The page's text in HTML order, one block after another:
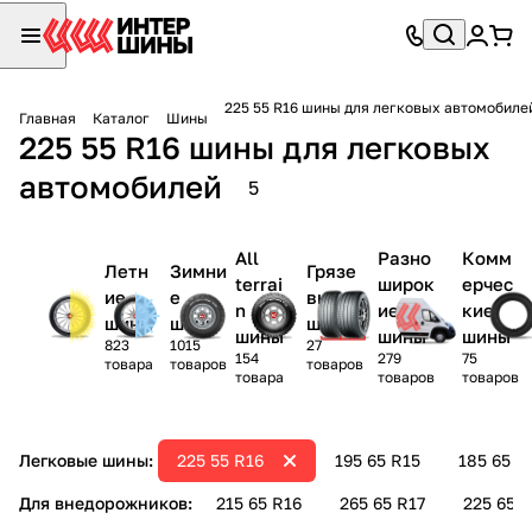
Главная Каталог Шины
225 55 R16 шины для легковых
225 55 R16 шины для легковых
автомобилей
5
Летн
ие
шины
823
товара
Зимни
е
шины
1015
товаров
All
terrai
n
шины
154
товара
Грязе
вые
шины
27
товаров
Разно
широк
ие
шины
279
товаров
Комм
ерчес
кие
шины
75
товаров
Легковые шины: 195 65 R15 185 65
225 55 R16
Для внедорожников: 215 65 R16 265 65 R17 225 65